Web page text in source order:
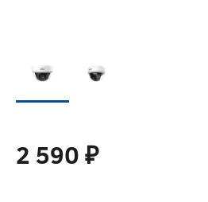
2 590 ₽